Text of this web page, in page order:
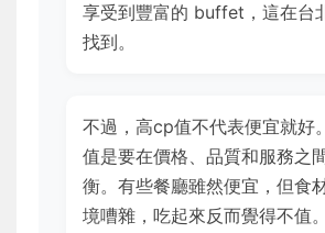
享受到豐富的 buffet，這在台
找到。
不過，高cp值不代表便宜就好
值是要在價格、品質和服務之
衡。有些餐廳雖然便宜，但食
境嘈雜，吃起來反而覺得不值